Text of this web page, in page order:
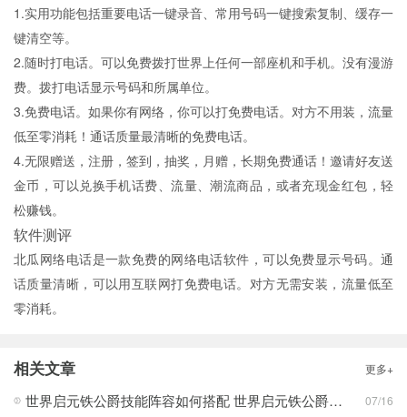
1.实用功能包括重要电话一键录音、常用号码一键搜索复制、缓存一
键清空等。
2.随时打电话。可以免费拨打世界上任何一部座机和手机。没有漫游
费。拨打电话显示号码和所属单位。
3.免费电话。如果你有网络，你可以打免费电话。对方不用装，流量
低至零消耗！通话质量最清晰的免费电话。
4.无限赠送，注册，签到，抽奖，月赠，长期免费通话！邀请好友送
金币，可以兑换手机话费、流量、潮流商品，或者充现金红包，轻
松赚钱。
软件测评
北瓜网络电话是一款免费的网络电话软件，可以免费显示号码。通
话质量清晰，可以用互联网打免费电话。对方无需安装，流量低至
零消耗。
相关文章 更多+
世界启元铁公爵技能阵容如何搭配 世界启元铁公爵技能阵容搭配合集 07/16